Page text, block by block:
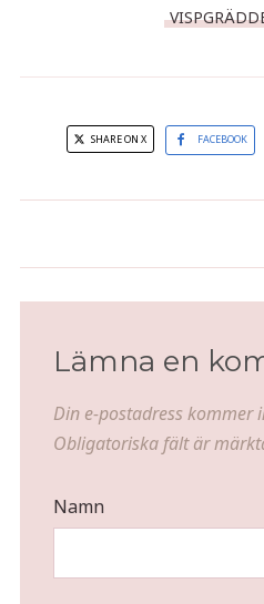
SHARE ON X FACEBOOK
Lämna en
Din e-postadress kommer
Obligatoriska fält är
Namn